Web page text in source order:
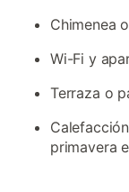
Chimenea
Wi-Fi y
Terraza o
primavera